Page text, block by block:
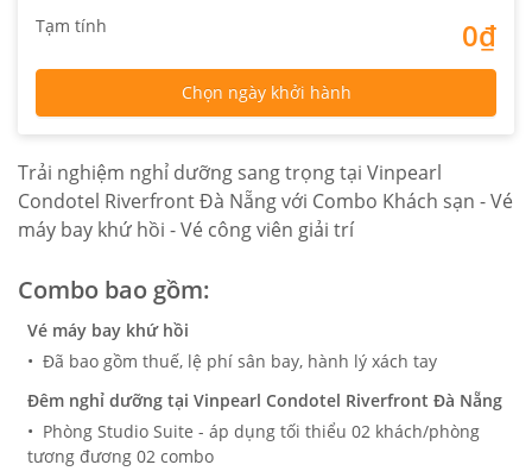
Tạm tính 0₫
Chọn ngày khởi hành
Trải nghiệm nghỉ dưỡng sang trọng tại Vinpearl
Condotel Riverfront Đà Nẵng với Combo Khách sạn - Vé
máy bay khứ hồi - Vé công viên giải trí
Combo bao gồm:
Vé máy bay khứ hồi
• Đã bao gồm thuế, lệ phí sân bay, hành lý xách tay
Đêm nghỉ dưỡng tại Vinpearl Condotel Riverfront Đà Nẵng
• Phòng Studio Suite - áp dụng tối thiểu 02 khách/phòng
tương đương 02 combo